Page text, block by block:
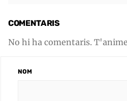
COMENTARIS
No hi ha comentaris.
NOM